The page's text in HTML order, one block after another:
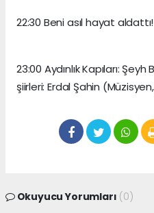
22:30 Beni asıl hayat
23:00 Aydınlık Kapıları:
şiirleri: Erdal Şahin
Okuyucu Yorumları (0)